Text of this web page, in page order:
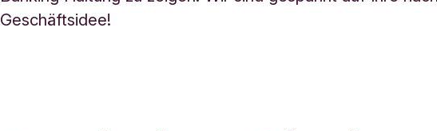
Geschäftsidee!